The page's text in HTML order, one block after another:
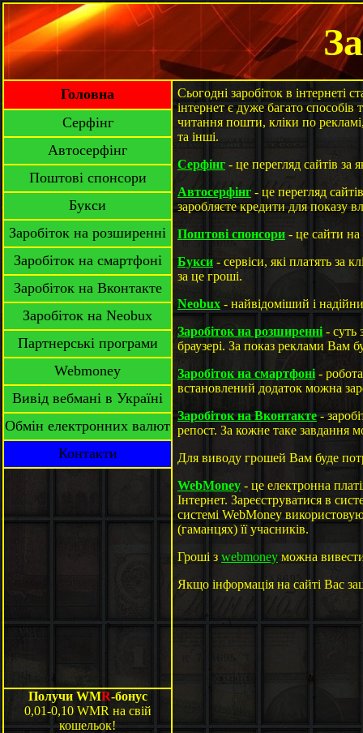
Головна
Серфінг
Автосерфінг
Поштові спонсори
Букси
Заробіток на розширенні
Заробіток на смартфоні
Заробіток на Вконтакте
Заробіток на Neobux
Партнерські програми
Webmoney
Вивід вебмані в Україні
Обмін електронних валют
Контакти
Получи WMR-бонус
0,01-0,10 WMR на свій
кошельок!
Сьогодні заробіток в інтернеті
інтернет є дуже багато
читання пошти, кліки по
та інші.
Серфінг - це перегляд сайтів за
Автосерфінг - це перегляд
заробляєте кредити для показу
Поштові спонсори - це сайти
Букси - сервіси, які платять за
за це гроші.
Neobux - найвідоміший і
Заробіток на розширенні - суть
браузері. За показ реклами Вам
Заробіток на смартфоні -
встановлений додаток можна
Заробіток на Вконтакте-
репост. За кожне таке завдання
Для виводу грошей Вам буде
WebMoney - це електронна
Інтернет. Зареєструватися в
системі WebMoney
(гаманцях) її учасників.
Гроші з webmoney можна
Якщо інформація на сайті Вас